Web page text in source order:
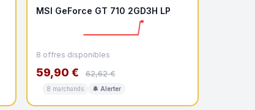
MSI GeForce GT 710 2GD3H LP
8 offres disponibles
59,90 € 62,62 €
8 marchands 🔔 Alerter